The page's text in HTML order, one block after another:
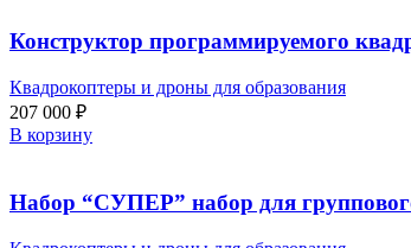
Конструктор программируемого
Квадрокоптеры и дроны для образования
207 000 ₽
В корзину
Набор “СУПЕР” набор для